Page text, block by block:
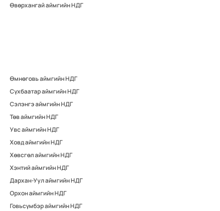
Өвөрхангай аймгийн НДГ
Өмнөговь аймгийн НДГ
Сүхбаатар аймгийн НДГ
Сэлэнгэ аймгийн НДГ
Төв аймгийн НДГ
Увс аймгийн НДГ
Ховд аймгийн НДГ
Хөвсгөл аймгийн НДГ
Хэнтий аймгийн НДГ
Дархан-Уул аймгийн НДГ
Орхон аймгийн НДГ
Говьсүмбэр аймгийн НДГ